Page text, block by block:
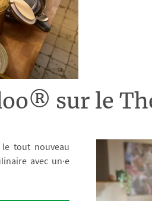
sur le
tout nouveau
avec un·e